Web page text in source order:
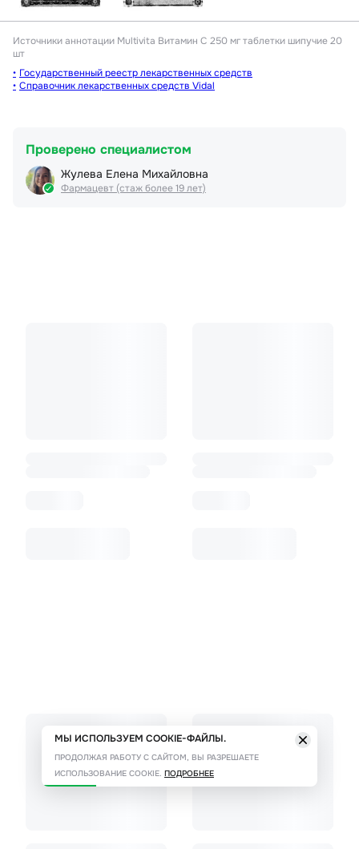
Источники аннотации Multivita Витамин С 250 мг таблетки шипучие 20
шт
Государственный реестр лекарственных средств
Справочник лекарственных средств Vidal
Проверено специалистом
Жулева Елена Михайловна
Фармацевт (стаж более 19 лет)
МЫ ИСПОЛЬЗУЕМ COOKIE-ФАЙЛЫ.
ПРОДОЛЖАЯ РАБОТУ С САЙТОМ, ВЫ РАЗРЕШАЕТЕ
ИСПОЛЬЗОВАНИЕ COOKIE. ПОДРОБНЕЕ